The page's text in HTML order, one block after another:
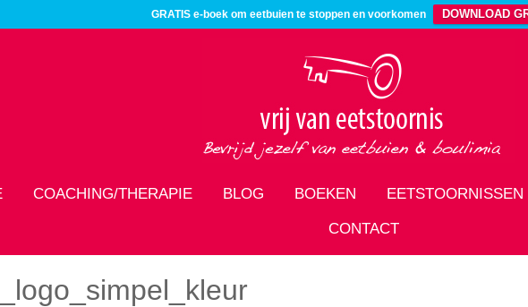
GRATIS e-boek om eetbuien te stoppen en voorkomen DOWNLOAD
COACHING/THERAPIE BLOG BOEKEN EETSTOORNISSEN
CONTACT